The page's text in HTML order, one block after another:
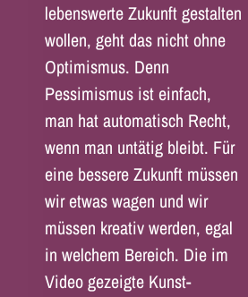
lebenswerte Zukunft gestalten
wollen, geht das nicht ohne
Optimismus. Denn
Pessimismus ist einfach,
man hat automatisch Recht,
wenn man untätig bleibt. Für
eine bessere Zukunft müssen
wir etwas wagen und wir
müssen kreativ werden, egal
in welchem Bereich. Die im
Video gezeigte Kunst-